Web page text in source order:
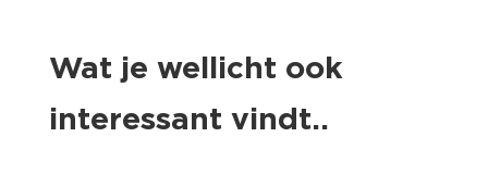
Wat je wellicht ook
interessant vindt..